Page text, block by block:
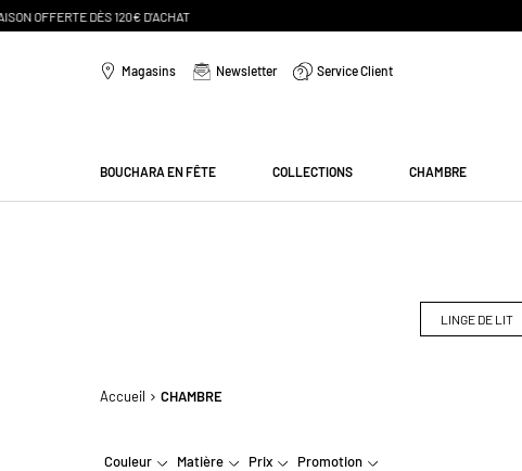
Magasins Newsletter Service Client
BOUCHARA EN FÊTE COLLECTIONS CHAMBRE
LINGE DE LIT
Accueil CHAMBRE
Couleur Matière Prix Promotion